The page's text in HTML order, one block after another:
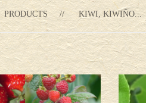
PRODUCTS KIWI, KIWIÑO...